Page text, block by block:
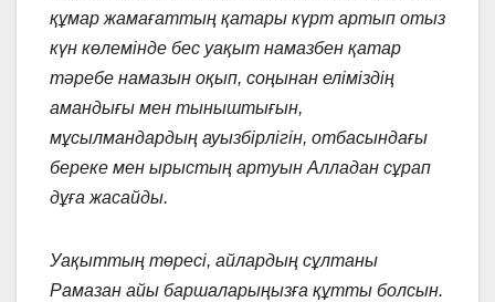
құмар жамағаттың қатары күрт артып отыз
күн көлемінде бес уақыт намазбен қатар
тәребе намазын оқып, соңынан еліміздің
амандығы мен тыныштығын,
мұсылмандардың ауызбірлігін, отбасындағы
береке мен ырыстың артуын Алладан сұрап
дұға жасайды.
Уақыттың төресі, айлардың сұлтаны
Рамазан айы баршаларыңызға құтты болсын.